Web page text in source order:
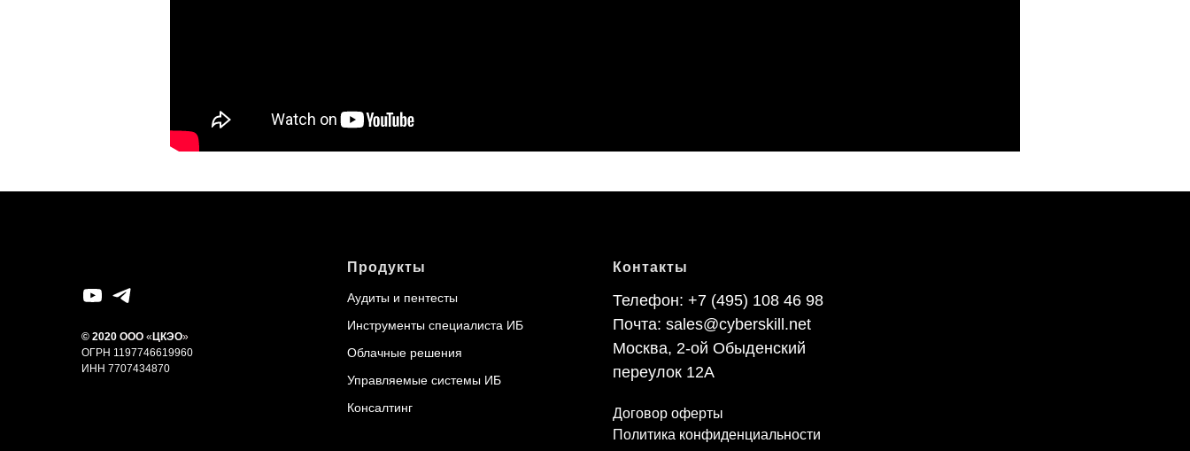
© 2020 ООО « ЦКЭО»
ОГРН 1197746619960
ИНН 7707434870
Продукты
Аудиты и пентесты
Инструменты специалиста ИБ
Облачные решения
Управляемые системы ИБ
Консалтинг
Контакты
Телефон: +7 (495) 108 46 98
Почта: sales@cyberskill.net
Москва, 2-ой Обыденский
переулок 12А
Договор оферты
Политика конфиденциальности